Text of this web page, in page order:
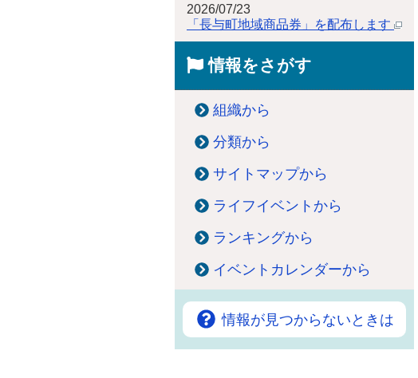
2026/07/23
「長与町地域商品券」を配布します
情報をさがす
組織から
分類から
サイトマップから
ライフイベントから
ランキングから
イベントカレンダーから
情報が見つからないときは